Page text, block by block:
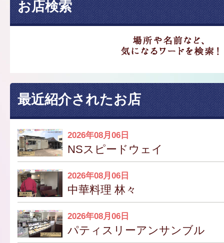
お店検索
最近紹介されたお店
2026年08月06日
NSスピードウェイ
2026年08月06日
中華料理 林々
2026年08月06日
パティスリーアンサンブル